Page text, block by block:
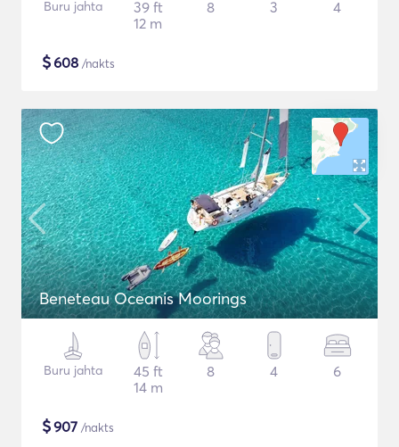
Buru jahta
39 ft
12 m
8 3 4
$608 /nakts
Beneteau Oceanis Moorings
Buru jahta
45 ft
14 m
8 4 6
$907 /nakts